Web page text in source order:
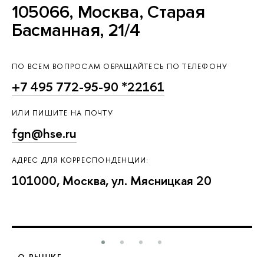
105066, Москва, Старая
Басманная, 21/4
ПО ВСЕМ ВОПРОСАМ ОБРАЩАЙТЕСЬ ПО ТЕЛЕФОНУ
+7 495 772-95-90 *22161
ИЛИ ПИШИТЕ НА ПОЧТУ
fgn@hse.ru
АДРЕС ДЛЯ КОРРЕСПОНДЕНЦИИ:
101000, Москва, ул. Мясницкая 20